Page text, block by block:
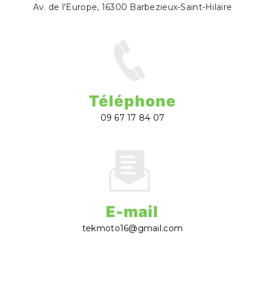
Av. de l'Europe, 16300 Barbezieux-Saint-Hilaire
Téléphone
09 67 17 84 07
E-mail
tekmoto16@gmail.com